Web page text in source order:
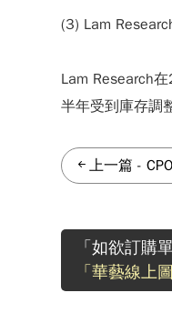
(3) Lam
Lam Research
半年受到庫存調
上一篇 -
「如欲訂購
「華藝線上